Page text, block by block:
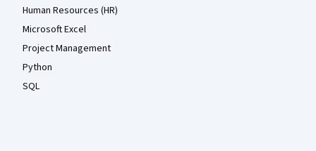
Human Resources (HR)
Microsoft Excel
Project Management
Python
SQL